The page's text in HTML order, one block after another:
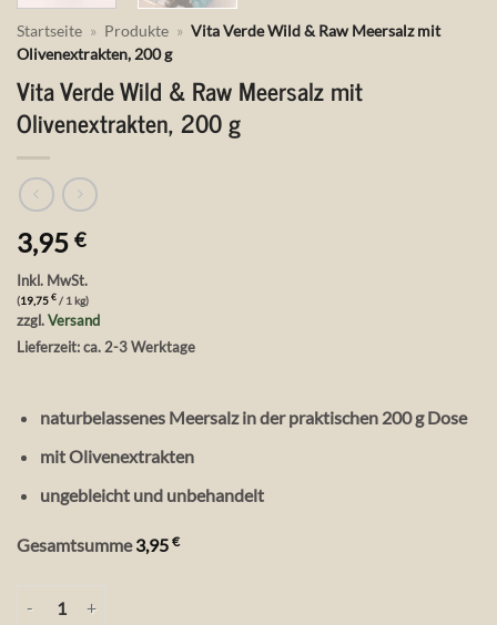
Startseite » Produkte » Vita Verde Wild & Raw Meersalz mit
Olivenextrakten, 200 g
Vita Verde Wild & Raw Meersalz mit
Olivenextrakten, 200 g
3,95 €
Inkl. MwSt.
(19,75 € / 1 kg)
zzgl.Versand
Lieferzeit: ca. 2-3 Werktage
naturbelassenes Meersalz in der praktischen 200 g Dose
mit Olivenextrakten
ungebleicht und unbehandelt
Gesamtsumme 3,95 €
Vita Verde Wild & Raw Meersalz mit Olivenextrakten, 200 g Menge